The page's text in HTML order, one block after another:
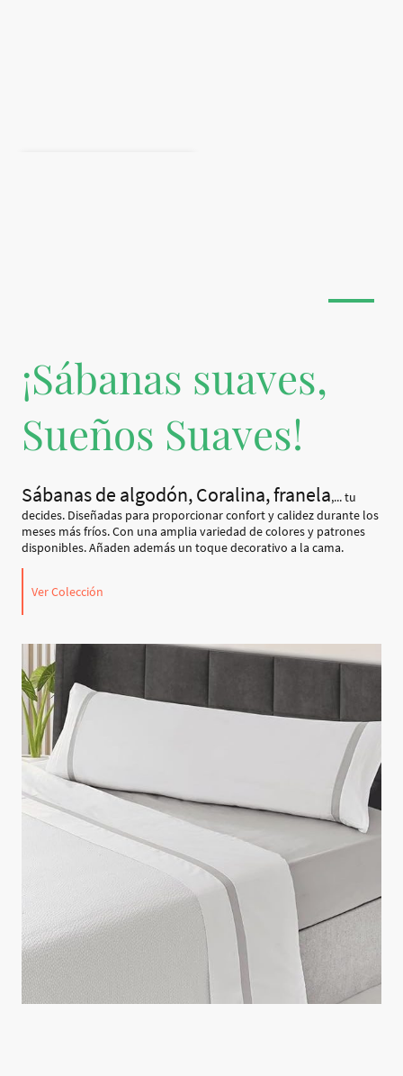
¡Sábanas suaves,
Sueños Suaves!
Sábanas de algodón, Coralina, franela,... tu
decides. Diseñadas para proporcionar confort y calidez durante los
meses más fríos. Con una amplia variedad de colores y patrones
disponibles. Añaden además un toque decorativo a la cama.
Ver Colección